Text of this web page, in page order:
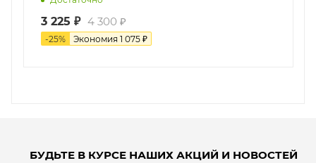
3 225 ₽ 4 300 ₽
-25% Экономия 1 075 ₽
БУДЬТЕ В КУРСЕ НАШИХ АКЦИЙ И НОВОСТЕЙ